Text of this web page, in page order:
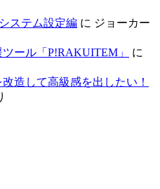
ステム設定編 に ジョーカー
ール「P!RAKUITEM」
に
造して高級感を出したい！